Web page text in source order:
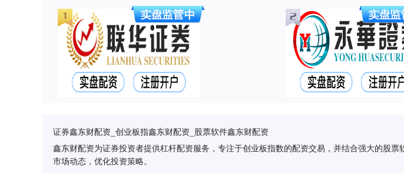
证券鑫东财配资_创业板指鑫东财配资_股票软件鑫东财配资
鑫东财配资为证券投资者提供杠杆配资服务，专注于创业板指数的配资交易，并结合强大的股
市场动态，优化投资策略。